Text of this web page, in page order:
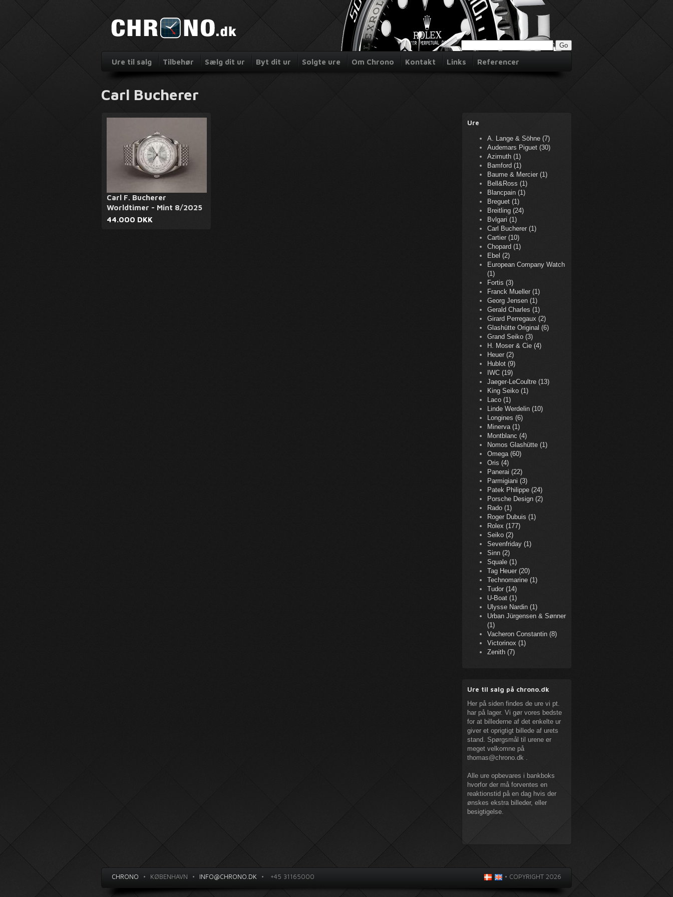
Ure til salg Tilbehør Sælg dit ur Byt dit ur Solgte ure Om Chrono Kontakt Links Referencer
Carl Bucherer
Carl F. Bucherer
Worldtimer - Mint 8/2025
44.000 DKK
Ure
A. Lange & Söhne (7)
Audemars Piguet (30)
Azimuth (1)
Bamford (1)
Baume & Mercier (1)
Bell&Ross (1)
Blancpain (1)
Breguet (1)
Breitling (24)
Bvlgari (1)
Carl Bucherer (1)
Cartier (10)
Chopard (1)
Ebel (2)
European Company Watch
(1)
Fortis (3)
Franck Mueller (1)
Georg Jensen (1)
Gerald Charles (1)
Girard Perregaux (2)
Glashütte Original (6)
Grand Seiko (3)
H. Moser & Cie (4)
Heuer (2)
Hublot (9)
IWC (19)
Jaeger-LeCoultre (13)
King Seiko (1)
Laco (1)
Linde Werdelin (10)
Longines (6)
Minerva (1)
Montblanc (4)
Nomos Glashütte (1)
Omega (60)
Oris (4)
Panerai (22)
Parmigiani (3)
Patek Philippe (24)
Porsche Design (2)
Rado (1)
Roger Dubuis (1)
Rolex (177)
Seiko (2)
Sevenfriday (1)
Sinn (2)
Squale (1)
Tag Heuer (20)
Technomarine (1)
Tudor (14)
U-Boat (1)
Ulysse Nardin (1)
Urban Jürgensen & Sønner
(1)
Vacheron Constantin (8)
Victorinox (1)
Zenith (7)
Ure til salg på chrono.dk
Her på siden findes de ure vi pt.
har på lager. Vi gør vores bedste
for at billederne af det enkelte ur
giver et oprigtigt billede af urets
stand. Spørgsmål til urene er
meget velkomne på
thomas@chrono.dk .
Alle ure opbevares i bankboks
hvorfor der må forventes en
reaktionstid på en dag hvis der
ønskes ekstra billeder, eller
besigtigelse.
CHRONO • KØBENHAVN • INFO@CHRONO.DK • +45 31165000 COPYRIGHT 2026
•